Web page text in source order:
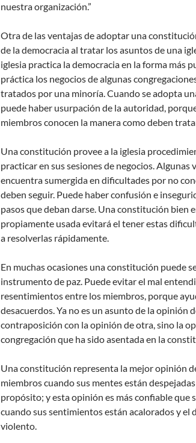
nuestra organización.”
Otra de las ventajas de adoptar una
de la democracia al tratar los asuntos de una
iglesia practica la democracia en la forma más
práctica los negocios de algunas
tratados por una minoría. Cuando se adopta
puede haber usurpación de la autoridad,
miembros conocen la manera como deben
Una constitución provee a la iglesia
practicar en sus sesiones de negocios. Algunas
encuentra sumergida en dificultades por no
deben seguir. Puede haber confusión e
pasos que deban darse. Una constitución bien
propiamente usada evitará el tener estas
a resolverlas rápidamente.
En muchas ocasiones una constitución puede
instrumento de paz. Puede evitar el mal
resentimientos entre los miembros, porque
desacuerdos. Ya no es un asunto de la opinión
contraposición con la opinión de otra, sino la
congregación que ha sido asentada en la
Una constitución representa la mejor opinión
miembros cuando sus mentes están
propósito; y esta opinión es más confiable que
cuando sus sentimientos están acalorados y el
violento.